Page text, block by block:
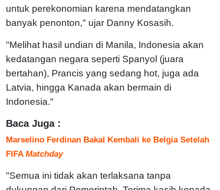
untuk perekonomian karena mendatangkan
banyak penonton," ujar Danny Kosasih.
"Melihat hasil undian di Manila, Indonesia akan
kedatangan negara seperti Spanyol (juara
bertahan), Prancis yang sedang hot, juga ada
Latvia, hingga Kanada akan bermain di
Indonesia."
Baca Juga :
Marselino Ferdinan Bakal Kembali ke Belgia Setelah
FIFA Matchday
"Semua ini tidak akan terlaksana tanpa